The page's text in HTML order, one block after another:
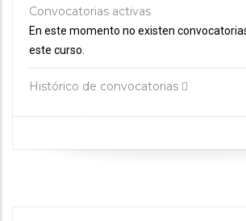
Convocatorias activas
En este momento no existen
este curso.
Histórico de convocatorias